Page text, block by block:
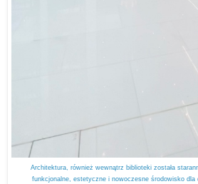
Architektura, również wewnątrz biblioteki została
funkcjonalne, estetyczne i nowoczesne środowisko